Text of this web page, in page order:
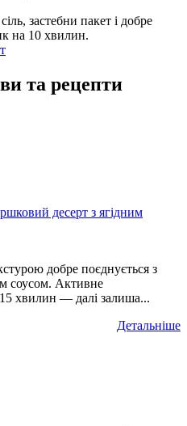
застебни пакет і добре
на 10 хвилин.
та рецепти
десерт з ягідним
добре поєднується з
соусом. Активне
хвилин — далі залиша...
Детальніше